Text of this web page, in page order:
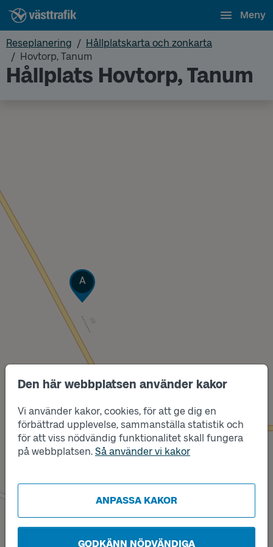
Den här webbplatsen använder kakor
Vi använder kakor, cookies, för att ge dig en
förbättrad upplevelse, sammanställa statistik och
för att viss nödvändig funktionalitet skall fungera
på webbplatsen. Så använder vi kakor
ANPASSA KAKOR
GODKÄNN NÖDVÄNDIGA
Meny
Reseplanering
Hållplatskarta och zonkarta
Hovtorp, Tanum
Hållplats Hovtorp, Tanum
Läge
A
Läge
C